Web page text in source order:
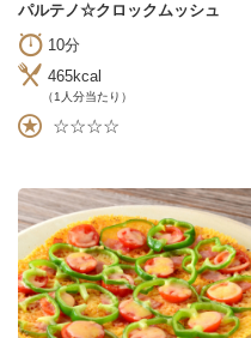
パルテノ☆クロックムッシュ
10分
465kcal
（1人分当たり）
☆☆☆☆